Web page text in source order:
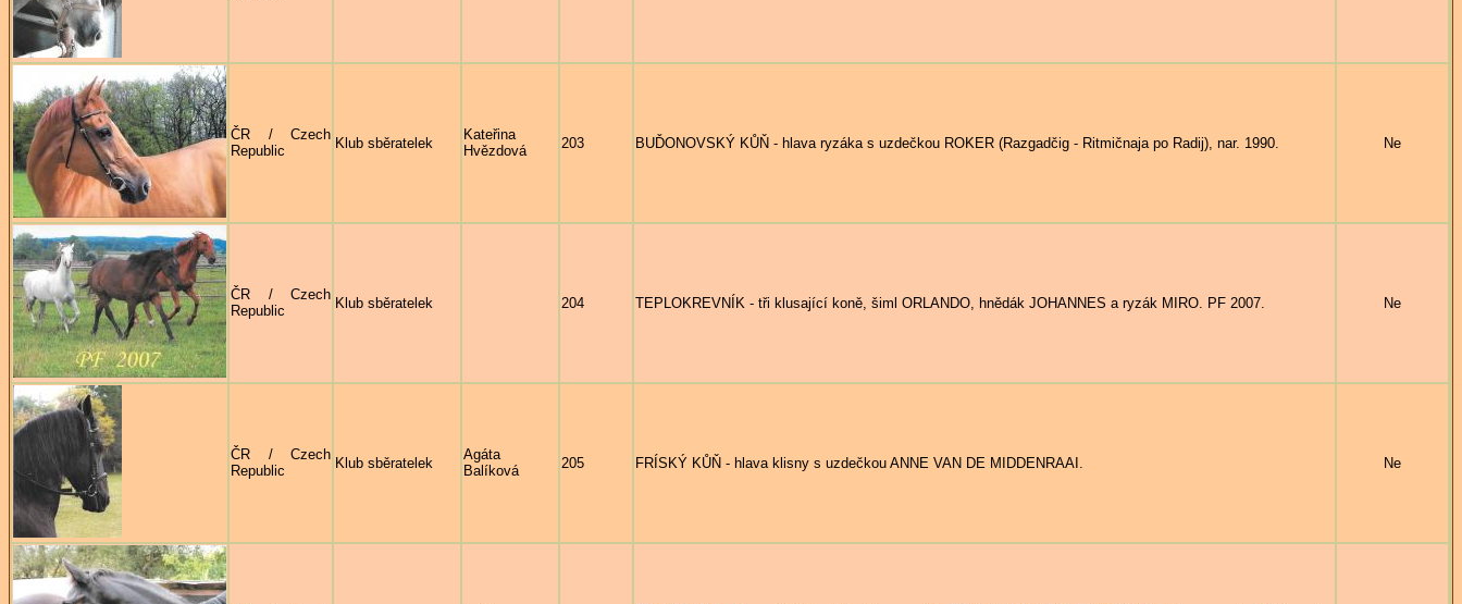
ČR / Czech
Republic
Klub sběratelek
Kateřina
Hvězdová
203 BUĎONOVSKÝ KŮŇ - hlava ryzáka s uzdečkou ROKER (Razgadčig - Ritmičnaja po Radij), nar. 1990. Ne
ČR / Czech
Republic
Klub sběratelek 204 TEPLOKREVNÍK - tři klusající koně, šiml ORLANDO, hnědák JOHANNES a ryzák MIRO. PF 2007. Ne
ČR / Czech
Republic
Klub sběratelek
Agáta
Balíková
205 FRÍSKÝ KŮŇ - hlava klisny s uzdečkou ANNE VAN DE MIDDENRAAI. Ne